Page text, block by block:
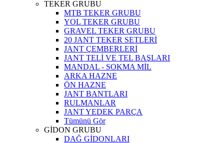
TEKER GRUBU
MTB TEKER GRUBU
YOL TEKER GRUBU
GRAVEL TEKER GRUBU
20 JANT TEKER SETLERİ
JANT ÇEMBERLERİ
JANT TELİ VE TEL BAŞLARI
MANDAL - SOKMA MİL
ARKA HAZNE
ÖN HAZNE
JANT BANTLARI
RULMANLAR
JANT YEDEK PARÇA
Tümünü Gör
GİDON GRUBU
DAĞ GİDONLARI